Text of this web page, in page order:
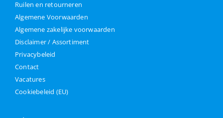
Ruilen en retourneren
Algemene Voorwaarden
Algemene zakelijke voorwaarden
Disclaimer / Assortiment
Privacybeleid
Contact
Vacatures
Cookiebeleid (EU)